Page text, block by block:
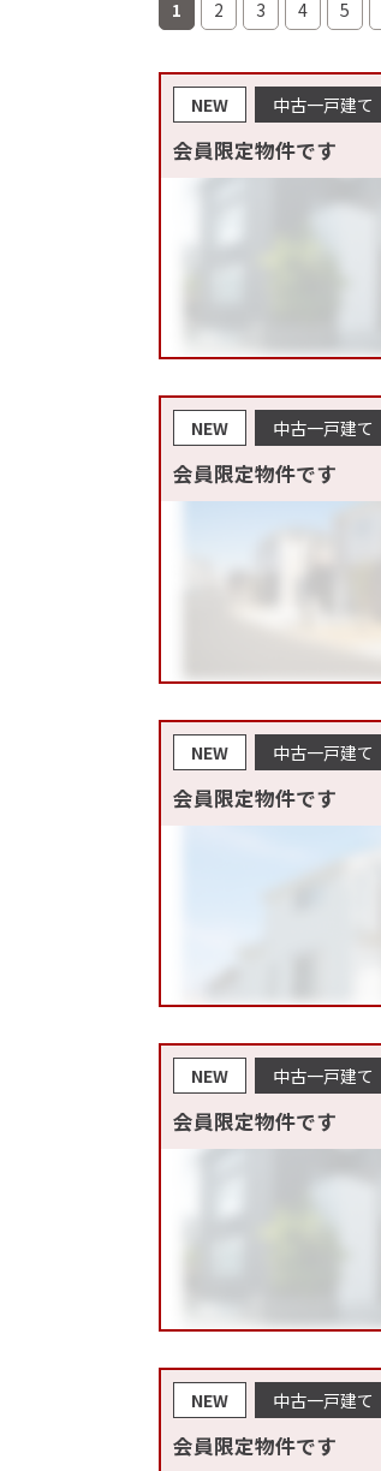
1
2 3 4 5
NEW 中古一戸建て
会員限定物件です
NEW 中古一戸建て
会員限定物件です
NEW 中古一戸建て
会員限定物件です
NEW 中古一戸建て
会員限定物件です
NEW 中古一戸建て
会員限定物件です